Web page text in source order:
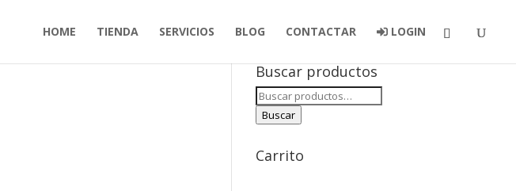
HOME
TIENDA SERVICIOS BLOG CONTACTAR LOGIN
Buscar productos
Buscar
por:
Buscar
Carrito